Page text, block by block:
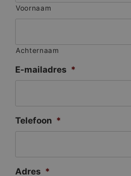
Voornaam
Achternaam
E-mailadres *
Telefoon *
Adres *